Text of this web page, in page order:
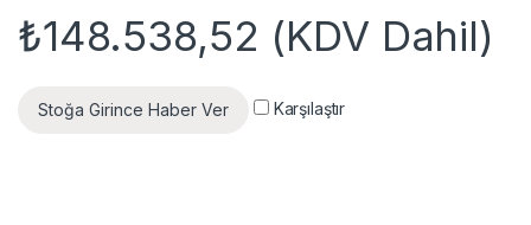
₺148.538,52 (KDV Dahil)
Stoğa Girince Haber Ver Karşılaştır